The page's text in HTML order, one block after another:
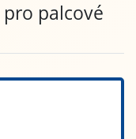
pro palcové